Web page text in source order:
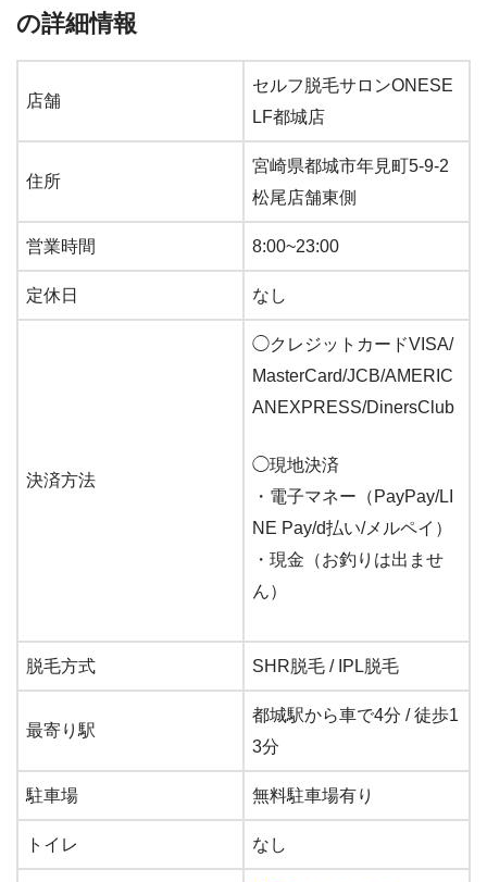
の詳細情報
店舗
セルフ脱毛サロンONESE
LF都城店
住所
宮崎県都城市年見町5-9-2
松尾店舗東側
営業時間 8:00~23:00
定休日 なし
決済方法
◯クレジットカードVISA/
MasterCard/JCB/AMERIC
ANEXPRESS/DinersClub
◯現地決済
・電子マネー（PayPay/LI
NE Pay/d払い/メルペイ）
・現金（お釣りは出ませ
ん）
脱毛方式 SHR脱毛 / IPL脱毛
最寄り駅
都城駅から車で4分 / 徒歩1
3分
駐車場 無料駐車場有り
トイレ なし